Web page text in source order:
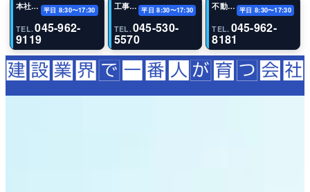
本社・代表電話 平日 8:30〜17:30
TEL. 045-962-
9119
工事（恩田事業所） 平日 8:30〜17:30
TEL. 045-530-
5570
不動産事業部 平日 8:30〜17:30
TEL. 045-962-
8181